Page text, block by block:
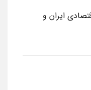
ایران و